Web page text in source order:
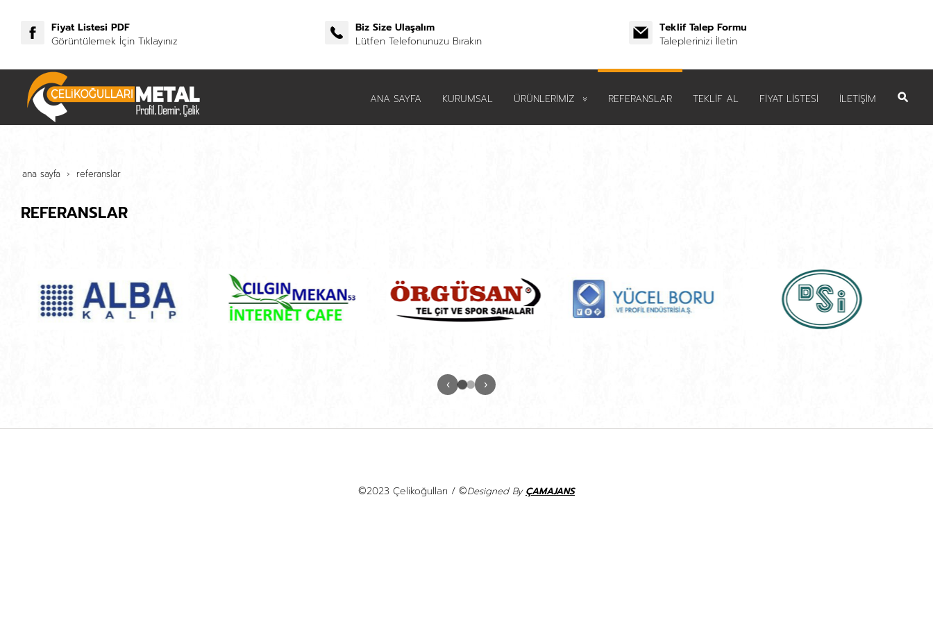
Fiyat Listesi PDF
Görüntülemek İçin Tıklayınız
Biz Size Ulaşalım
Lütfen Telefonunuzu Bırakın
Teklif Talep Formu
Taleplerinizi İletin
ANA SAYFA KURUMSAL ÜRÜNLERİMİZ REFERANSLAR TEKLİF AL FİYAT LİSTESİ İLETİŞİM
ana sayfa referanslar
REFERANSLAR
‹ ›
©2023 Çelikoğulları / ©Designed ByÇAMAJANS